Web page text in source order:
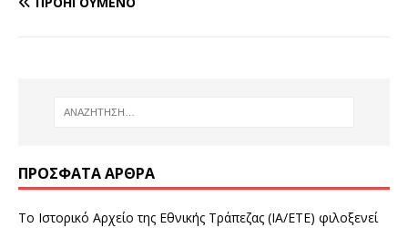
ΠΡΌΣΦΑΤΑ ΆΡΘΡΑ
Το Ιστορικό Αρχείο της Εθνικής Τράπεζας (ΙΑ/ΕΤΕ) φιλοξενεί